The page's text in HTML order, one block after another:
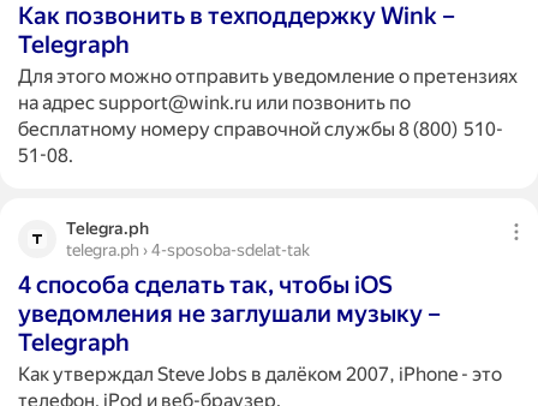
Как позвонить в техподдержку Wink –
Telegraph
Для этого можно отправить уведомление о претензиях
на адрес support@wink.ru или позвонить по
бесплатному номеру справочной службы 8 (800) 510-
51-08.
Telegra.ph
telegra.ph › 4-sposoba-sdelat-tak
4 способа сделать так, чтобы iOS
уведомления не заглушали музыку –
Telegraph
Как утверждал Steve Jobs в далёком 2007, iPhone - это
телефон, iPod и веб-браузер.